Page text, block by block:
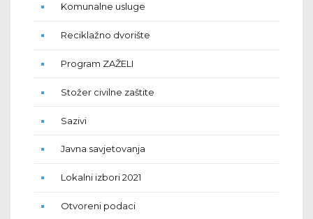
Komunalne usluge
Reciklažno dvorište
Program ZAŽELI
Stožer civilne zaštite
Sazivi
Javna savjetovanja
Lokalni izbori 2021
Otvoreni podaci